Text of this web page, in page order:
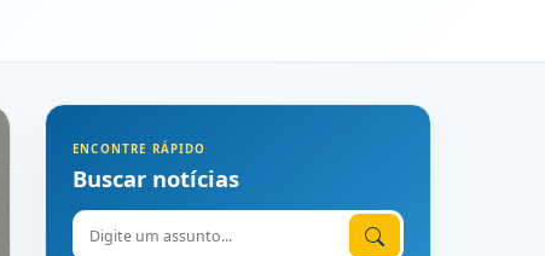
ENCONTRE RÁPIDO
Buscar notícias
Digite o assunto